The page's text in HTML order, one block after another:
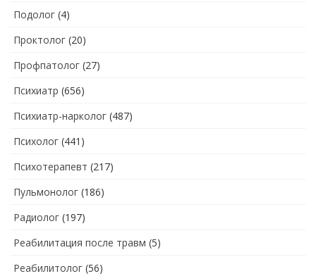
Подолог (4)
Проктолог (20)
Профпатолог (27)
Психиатр (656)
Психиатр-нарколог (487)
Психолог (441)
Психотерапевт (217)
Пульмонолог (186)
Радиолог (197)
Реабилитация после травм (5)
Реабилитолог (56)